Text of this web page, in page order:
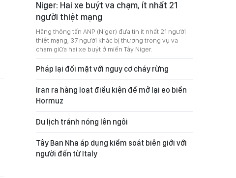
Niger: Hai xe buýt va chạm, ít nhất 21
người thiệt mạng
Hãng thông tấn ANP (Niger) đưa tin ít nhất 21 người
thiệt mạng, 37 người khác bị thương trong vụ va
chạm giữa hai xe buýt ở miền Tây Niger.
Pháp lại đối mặt với nguy cơ cháy rừng
Iran ra hàng loạt điều kiện để mở lại eo biển
Hormuz
Du lịch tránh nóng lên ngôi
Tây Ban Nha áp dụng kiểm soát biên giới với
người đến từ Italy